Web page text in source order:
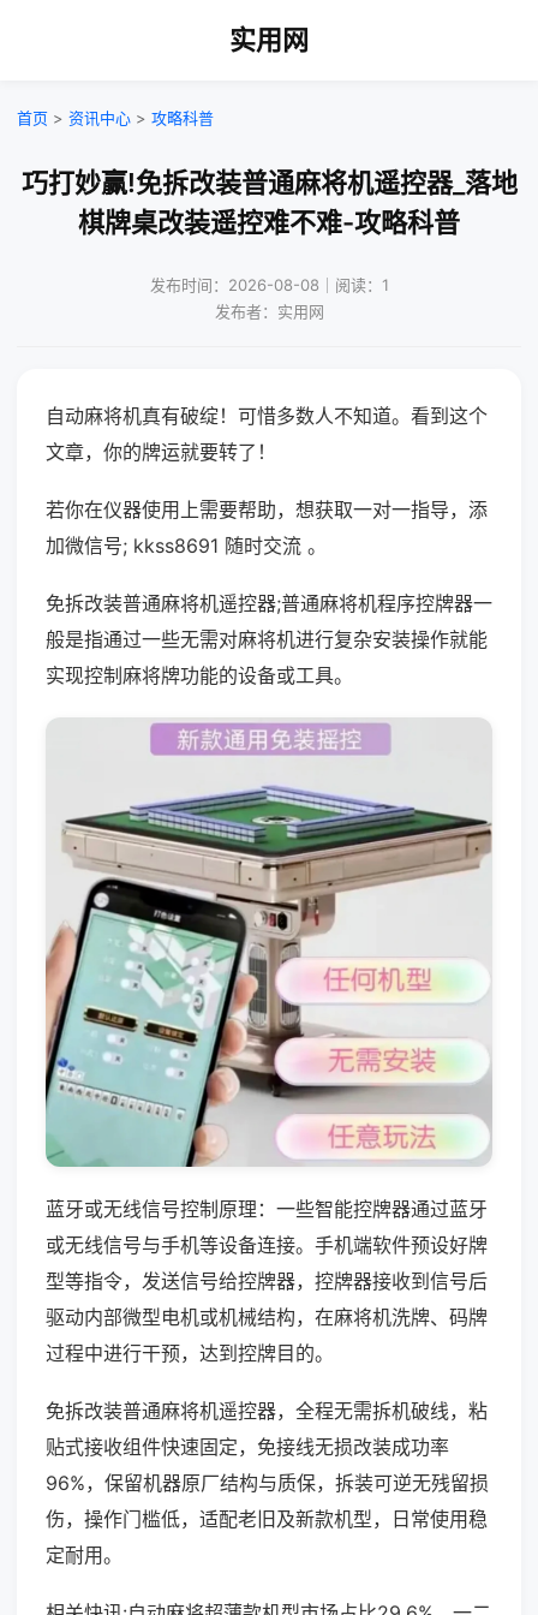
实用网
首页 > 资讯中心 > 攻略科普
巧打妙赢!免拆改装普通麻将机遥控器_落地
棋牌桌改装遥控难不难-攻略科普
发布时间：2026-08-08｜阅读：1
发布者：实用网
自动麻将机真有破绽！可惜多数人不知道。看到这个
文章，你的牌运就要转了！
若你在仪器使用上需要帮助，想获取一对一指导，添
加微信号; kkss8691 随时交流 。
免拆改装普通麻将机遥控器;普通麻将机程序控牌器一
般是指通过一些无需对麻将机进行复杂安装操作就能
实现控制麻将牌功能的设备或工具。
蓝牙或无线信号控制原理：一些智能控牌器通过蓝牙
或无线信号与手机等设备连接。手机端软件预设好牌
型等指令，发送信号给控牌器，控牌器接收到信号后
驱动内部微型电机或机械结构，在麻将机洗牌、码牌
过程中进行干预，达到控牌目的。
免拆改装普通麻将机遥控器，全程无需拆机破线，粘
贴式接收组件快速固定，免接线无损改装成功率
96%，保留机器原厂结构与质保，拆装可逆无残留损
伤，操作门槛低，适配老旧及新款机型，日常使用稳
定耐用。